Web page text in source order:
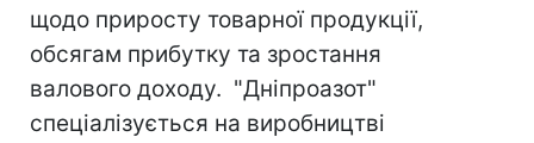
щодо приросту товарної продукції,
обсягам прибутку та зростання
валового доходу. "Дніпроазот"
спеціалізується на виробництві